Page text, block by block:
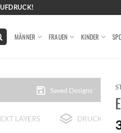
MÄNNER FRAUEN KINDER
Saved Designs
LAYERS DRUCK-